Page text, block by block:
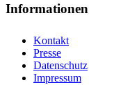
Informationen
Kontakt
Presse
Datenschutz
Impressum